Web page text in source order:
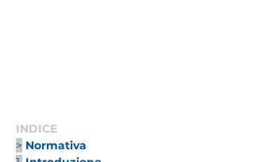
INDICE
> Normativa